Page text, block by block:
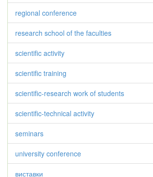
regional conference
research school of the faculties
scientific activity
scientific training
scientific-research work of students
scientific-technical activity
seminars
university conference
виставки